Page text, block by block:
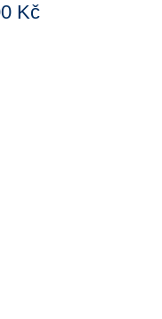
Kč